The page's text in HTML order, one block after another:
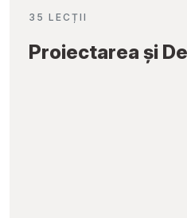
35 LECȚII
Proiectarea și